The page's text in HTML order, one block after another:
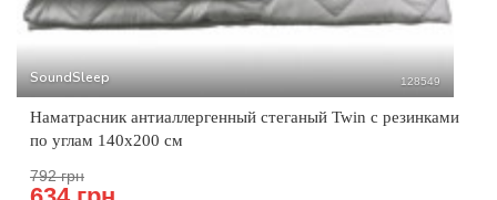
SoundSleep 128549
Наматрасник антиаллергенный стеганый Twin с резинками
по углам 140х200 см
792 грн